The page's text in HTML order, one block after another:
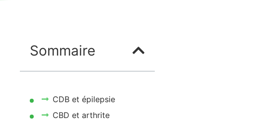
Sommaire
CDB et épilepsie
CBD et arthrite